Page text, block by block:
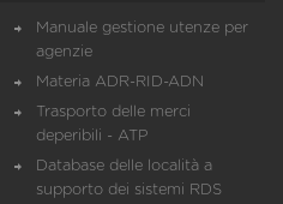
Manuale gestione utenze per
agenzie
Materia ADR-RID-ADN
Trasporto delle merci
deperibili - ATP
Database delle località a
supporto dei sistemi RDS